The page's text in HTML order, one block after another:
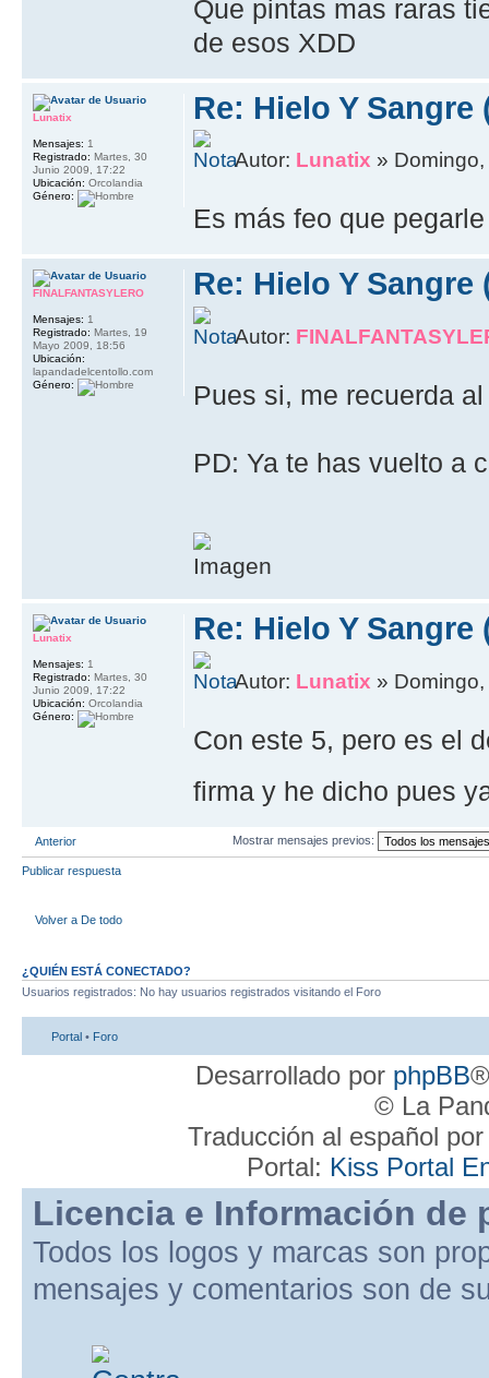
Que pintas mas raras
de esos XDD
Re: Hielo Y
Autor: Lunatix »
Es más feo que
Lunatix
Mensajes: 1
Registrado: Martes, 30
Junio 2009, 17:22
Ubicación: Orcolandia
Género:
Re: Hielo Y
Autor:
Pues si, me recuerda
PD: Ya te has vuelto a
FINALFANTASYLERO
Mensajes: 1
Registrado: Martes, 19
Mayo 2009, 18:56
Ubicación:
lapandadelcentollo.com
Género:
Re: Hielo Y
Autor: Lunatix »
Con este 5, pero es el
firma y he dicho pues
Lunatix
Mensajes: 1
Registrado: Martes, 30
Junio 2009, 17:22
Ubicación: Orcolandia
Género:
Anterior Mostrar mensajes previos:
Publicar respuesta
Volver a De todo
¿QUIÉN ESTÁ CONECTADO?
Usuarios registrados: No hay usuarios registrados visitando el Foro
Portal • Foro
Desarrollado por phpBB
© La
Traducción al español
Portal: Kiss Portal
Licencia e Información de
Todos los logos y marcas son
mensajes y comentarios son de